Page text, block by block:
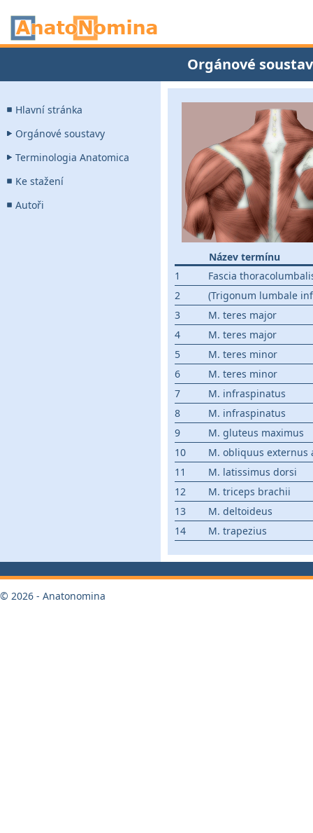
Orgánové
Hlavní stránka
Orgánové soustavy
Terminologia Anatomica
Ke stažení
Autoři
Název termínu
1
Fascia
2
(Trigonum lumbale
3
M. teres major
4
M. teres major
5
M. teres minor
6
M. teres minor
7
M. infraspinatus
8
M. infraspinatus
9
M. gluteus maximus
10
M. obliquus externus
11
M. latissimus dorsi
12
M. triceps brachii
13
M. deltoideus
14
M. trapezius
© 2026 - Anatonomina